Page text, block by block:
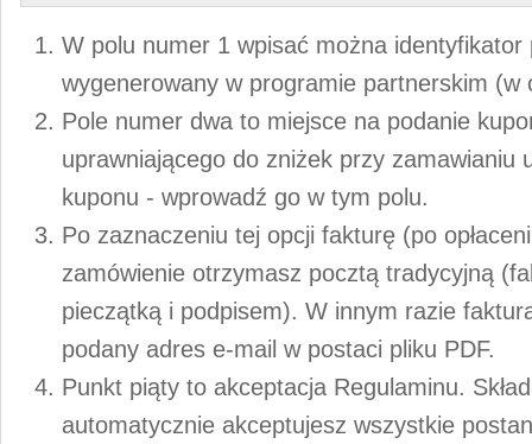
W polu numer 1 wpisać można identyfikator
wygenerowany w programie partnerskim (w
Pole numer dwa to miejsce na podanie
uprawniającego do zniżek przy zamawianiu
kuponu - wprowadź go w tym polu.
Po zaznaczeniu tej opcji fakturę (po
zamówienie otrzymasz pocztą tradycyjną
pieczątką i podpisem). W innym razie
podany adres e-mail w postaci pliku PDF.
Punkt piąty to akceptacja Regulaminu.
automatycznie akceptujesz wszystkie